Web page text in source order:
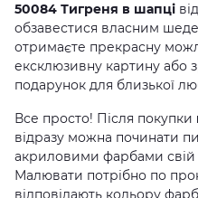
50084 Тигреня в шапці від
обзавестися власним
отримаєте прекрасну
ексклюзивну картину або
подарунок для близької
Все просто! Після покупки
відразу можна починати
акриловими фарбами
Малювати потрібно по
відповідають кольору